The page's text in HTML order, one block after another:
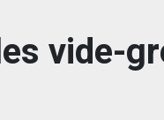
vide-